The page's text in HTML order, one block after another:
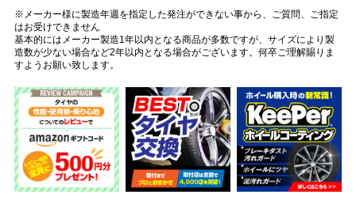
※メーカー様に製造年週を指定した発注ができない事から、ご質問、ご指定
はお受けできません
基本的にはメーカー製造1年以内となる商品が多数ですが、サイズにより製
造数が少ない場合など2年以内となる場合がございます。何卒ご理解賜りま
すようお願い致します。